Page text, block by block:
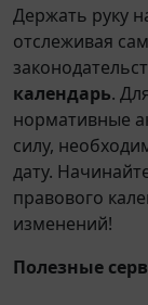
Держать руку
отслеживая
календарь.
нормативные
силу,
дату.
правового
изменений!
Полезные